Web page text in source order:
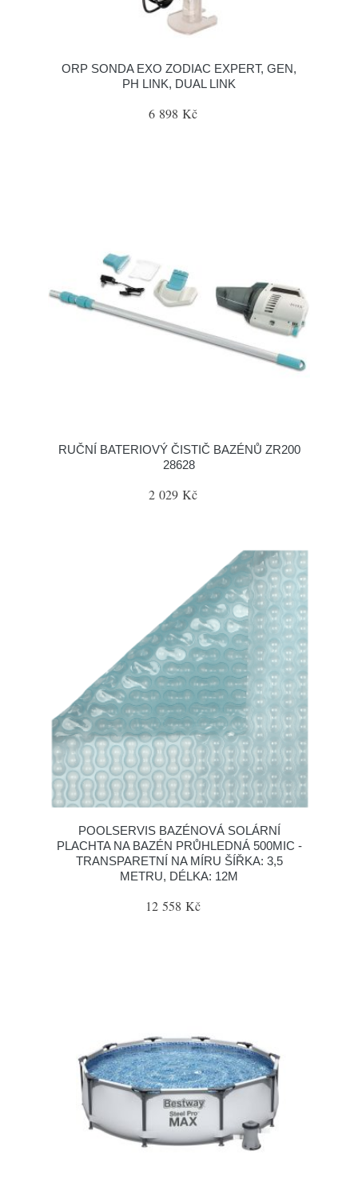
ORP SONDA EXO ZODIAC EXPERT, GEN,
PH LINK, DUAL LINK
6 898 Kč
RUČNÍ BATERIOVÝ ČISTIČ BAZÉNŮ ZR200
28628
2 029 Kč
POOLSERVIS BAZÉNOVÁ SOLÁRNÍ
PLACHTA NA BAZÉN PRŮHLEDNÁ 500MIC -
TRANSPARETNÍ NA MÍRU ŠÍŘKA: 3,5
METRU, DÉLKA: 12M
12 558 Kč